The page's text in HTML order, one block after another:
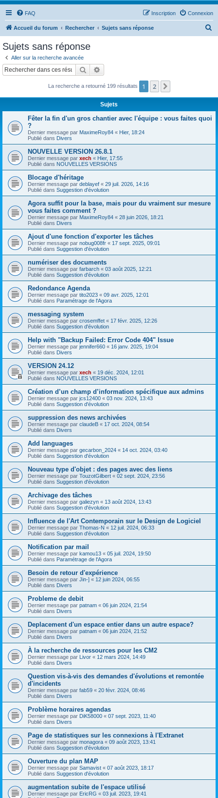
FAQ Connexion
Inscription
Accueil du forum Rechercher Sujets sans réponse
c
Sujets sans réponse
Aller sur la recherche avancée
Rechercher
La recherche a retourné 199 résultats 1 2
Sujets
Fêter la fin d'un gros chantier avec l'équipe : vous faites quoi
?
Dernier message par MaximeRoy84 « Hier, 18:24
Publié dans Divers
NOUVELLE VERSION 26.8.1
Dernier message par xech « Hier, 17:55
Publié dans NOUVELLES VERSIONS
Blocage d'héritage
Dernier message par deblayef « 29 juil. 2026, 14:16
Publié dans Suggestion d'évolution
Agora suffit pour la base, mais pour du vraiment sur mesure
vous faites comment ?
Dernier message par MaximeRoy84 « 28 juin 2026, 18:21
Publié dans Divers
Ajout d'une fonction d'exporter les tâches
Dernier message par nobug008fr « 17 sept. 2025, 09:01
Publié dans Suggestion d'évolution
numériser des documents
Dernier message par farbarch « 03 août 2025, 12:21
Publié dans Suggestion d'évolution
Redondance Agenda
Dernier message par tito2023 « 09 avr. 2025, 12:01
Publié dans Paramétrage de l'Agora
messaging system
Dernier message par crosemffet « 17 févr. 2025, 12:26
Publié dans Suggestion d'évolution
Help with "Backup Failed: Error Code 404" Issue
Dernier message par jennifer660 « 16 janv. 2025, 19:04
Publié dans Divers
VERSION 24.12
Dernier message par xech « 19 déc. 2024, 12:01
Publié dans NOUVELLES VERSIONS
Création d’un champ d’information spécifique aux admins
Dernier message par jcs12400 « 03 nov. 2024, 13:43
Publié dans Suggestion d'évolution
suppression des news archivées
Dernier message par claudeB « 17 oct. 2024, 08:54
Publié dans Divers
Add languages
Dernier message par gecarbon_2024 « 14 oct. 2024, 03:40
Publié dans Suggestion d'évolution
Nouveau type d'objet : des pages avec des liens
Dernier message par TouzotGilbert « 02 sept. 2024, 23:56
Publié dans Suggestion d'évolution
Archivage des tâches
Dernier message par galiezyn « 13 août 2024, 13:43
Publié dans Suggestion d'évolution
Influence de l'Art Contemporain sur le Design de Logiciel
Dernier message par Thomas-N « 12 juil. 2024, 06:33
Publié dans Suggestion d'évolution
Notification par mail
Dernier message par kamou13 « 05 juil. 2024, 19:50
Publié dans Paramétrage de l'Agora
Besoin de retour d'expérience
Dernier message par Jin-] « 12 juin 2024, 06:55
Publié dans Divers
Probleme de debit
Dernier message par patnam « 06 juin 2024, 21:54
Publié dans Divers
Deplacement d'un espace entier dans un autre espace?
Dernier message par patnam « 06 juin 2024, 21:52
Publié dans Divers
À la recherche de ressources pour les CM2
Dernier message par Livor « 12 mars 2024, 14:49
Publié dans Divers
Question vis-à-vis des demandes d'évolutions et remontée
d'incidents
Dernier message par fab59 « 20 févr. 2024, 08:46
Publié dans Divers
Problème horaires agendas
Dernier message par DiK58000 « 07 sept. 2023, 11:40
Publié dans Divers
Page de statistiques sur les connexions à l'Extranet
Dernier message par monagora « 09 août 2023, 13:41
Publié dans Suggestion d'évolution
Ouverture du plan MAP
Dernier message par Samavist « 07 août 2023, 18:17
Publié dans Suggestion d'évolution
augmentation subite de l'espace utilisé
Dernier message par EricRG « 03 juil. 2023, 19:41